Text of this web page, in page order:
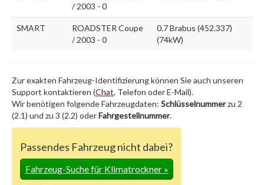
/ 2003 - 0
SMART
ROADSTER Coupe
/ 2003 - 0
0.7 Brabus (452.337)
(74kW)
Zur exakten Fahrzeug-Identifizierung können Sie auch unseren
Support kontaktieren (Chat, Telefon oder E-Mail).
Wir benötigen folgende Fahrzeugdaten: Schlüsselnummerzu 2
(2.1) und zu 3 (2.2) oderFahrgestellnummer.
Passendes Fahrzeug nicht dabei?
Fahrzeug-Suche für Klimatrockner»